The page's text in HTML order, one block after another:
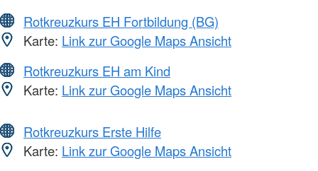
Rotkreuzkurs EH Fortbildung (BG)
Karte: Link zur Google Maps Ansicht
Rotkreuzkurs EH am Kind
Karte: Link zur Google Maps Ansicht
Rotkreuzkurs Erste Hilfe
Karte: Link zur Google Maps Ansicht